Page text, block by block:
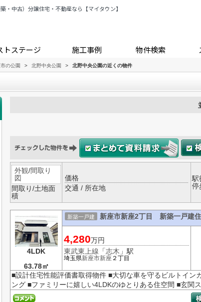
・中古）分譲住宅・不動産なら【マイタウン】
トステージ 施工事例 物件検索
の公園 > 北野中央公園 > 北野中央公園の近くの物件
外観/間取り
図
間取り/土地面
積
価格
交通 / 所在地
駅
停
4LDK
63.78㎡
新築一戸建 新座市新座2丁目 新築一戸
4,280万円
東武東上線 「志木 」駅
埼玉県新座市新座 ２丁目
■設計住宅性能評価書取得物件 ■大切な車を守るビルトイン
ング ■ファミリーに嬉しい4LDKのゆとりある住空間 ■玄関